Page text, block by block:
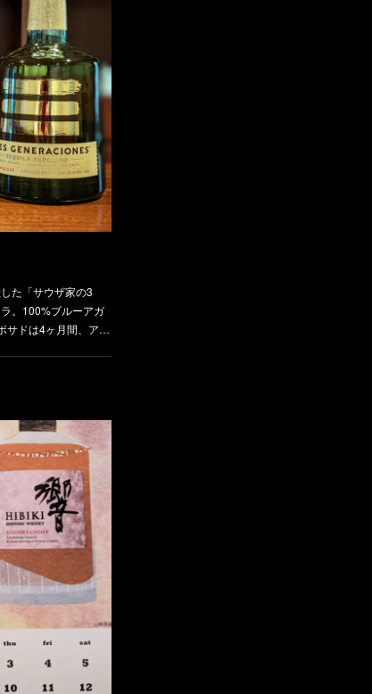
ト絶賛販売中です！
ターパーティが開催
れた枚数となりま…
た「サウザ家の3
。100%ブルーアガ
サドは4ヶ月間、ア…